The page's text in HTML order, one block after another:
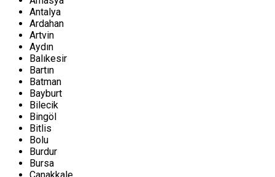
Antalya
Ardahan
Artvin
Aydın
Balıkesir
Bartın
Batman
Bayburt
Bilecik
Bingöl
Bitlis
Bolu
Burdur
Bursa